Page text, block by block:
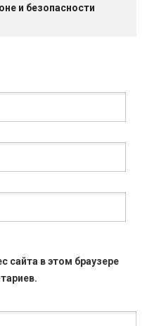
и безопасности
сайта в этом браузере